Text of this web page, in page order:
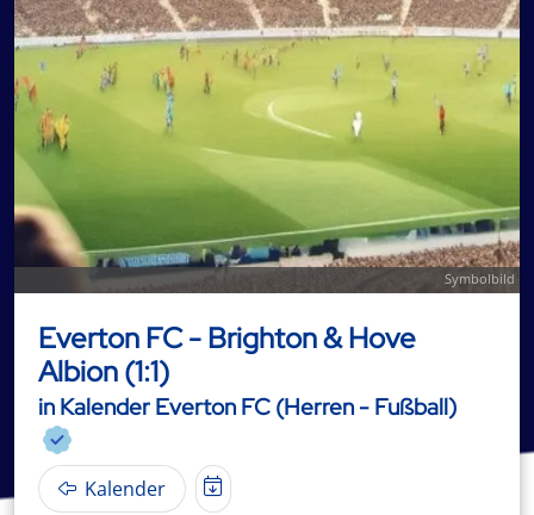
Symbolbild
Everton FC - Brighton & Hove
Albion (1:1)
in Kalender Everton FC (Herren - Fußball)
Kalender